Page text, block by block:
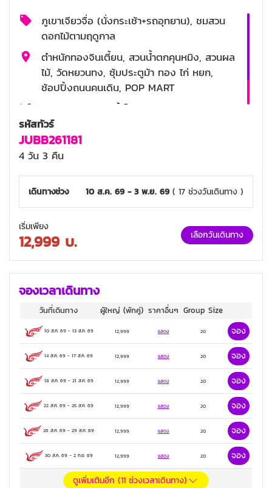
ภูเขาเจียวจื่อ (นั่งกระเช้า+รถอุทยาน), ชมสวน
ดอกไม้ตามฤดูกาล
ตำหนักทองจินเตี้ยน, สวนน้ำตกคุนหมิง, สวนผล
ไม้, วัดหยวนทง, ซุ้มประตูม้า ทอง ไก่ หยก,
ช้อปปิ้งถนนคนเดิน, POP MART
อาหารกวางตุ้ง, สุกี้เห็ด
4 ดาว
รหัสทัวร์
JUBB261181
4 วัน 3 คืน
เดินทางช่วง 10 ส.ค. 69 - 3 พ.ย. 69( 17 ช่วงวันเดินทาง )
เริ่มเพียง
12,999 บ. เลือกวันเดินทาง
จองเวลาเดินทาง
วันที่เดินทาง ผู้ใหญ่(พักคู่) ราคาอื่นๆ Group Size
10 ส.ค. 69- 13 ส.ค. 69 12,999 แสดง 20 จอง
14 ส.ค. 69 -17 ส.ค. 69 12,999 แสดง 20 จอง
18 ส.ค. 69- 21 ส.ค. 69 12,999 แสดง 20 จอง
22 ส.ค. 69 -25 ส.ค. 69 12,999 แสดง 20 จอง
26 ส.ค. 69 -29 ส.ค. 69 12,999 แสดง 20 จอง
30 ส.ค. 69- 2 ก.ย. 69 12,999 แสดง 20
จอง
ดูเพิ่มเติมอีก (11ช่วงเวลาเดินทาง)